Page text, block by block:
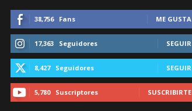
38,756 Fans ME GUSTA
17,363 Seguidores SEGUIR
8,427 Seguidores SEGUIR
5,780 Suscriptores SUSCRIBIRTE